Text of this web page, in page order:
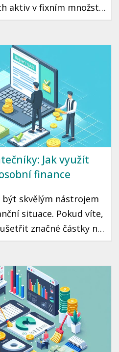
aktiv v fixním množství
cenu. Díky tomuto
a přehřátí trhu. Tento
jak DCA funguje a
investiční
Jak využít
finance
být skvělým nástrojem
situace. Pokud víte,
značné částky na
více peněz ve vaší
daňové úlevy v